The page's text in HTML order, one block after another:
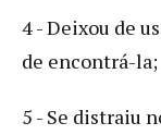
4 - Deixou de
de encontrá-la;
5 - Se distraiu